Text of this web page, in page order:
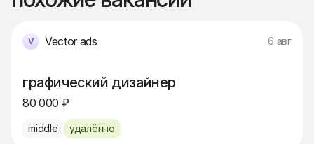
Vector ads 6 авг
графический дизайнер
80 000 ₽
middle удалённо